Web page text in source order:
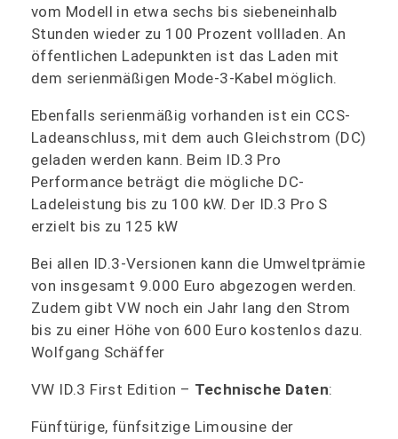
vom Modell in etwa sechs bis siebeneinhalb
Stunden wieder zu 100 Prozent vollladen. An
öffentlichen Ladepunkten ist das Laden mit
dem serienmäßigen Mode-3-Kabel möglich.
Ebenfalls serienmäßig vorhanden ist ein CCS-
Ladeanschluss, mit dem auch Gleichstrom (DC)
geladen werden kann. Beim ID.3 Pro
Performance beträgt die mögliche DC-
Ladeleistung bis zu 100 kW. Der ID.3 Pro S
erzielt bis zu 125 kW
Bei allen ID.3-Versionen kann die Umweltprämie
von insgesamt 9.000 Euro abgezogen werden.
Zudem gibt VW noch ein Jahr lang den Strom
bis zu einer Höhe von 600 Euro kostenlos dazu.
Wolfgang Schäffer
VW ID.3 First Edition – Technische Daten:
Fünftürige, fünfsitzige Limousine der